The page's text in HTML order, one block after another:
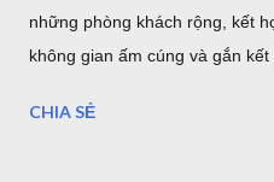
những phòng khách rộng, kết
không gian ấm cúng và gắn kết
chiều dài 3.4m sẽ làm cho
CHIA SẺ